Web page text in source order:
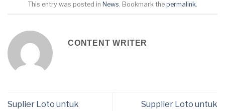
This entry was posted in News. Bookmark the permalink.
CONTENT WRITER
Suplier Loto untuk
Supplier Loto untuk